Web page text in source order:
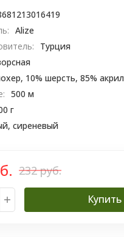
Alize
Турция
10% шерсть, 85% акрил
500 м
г
сиреневый
232 руб.
Купить